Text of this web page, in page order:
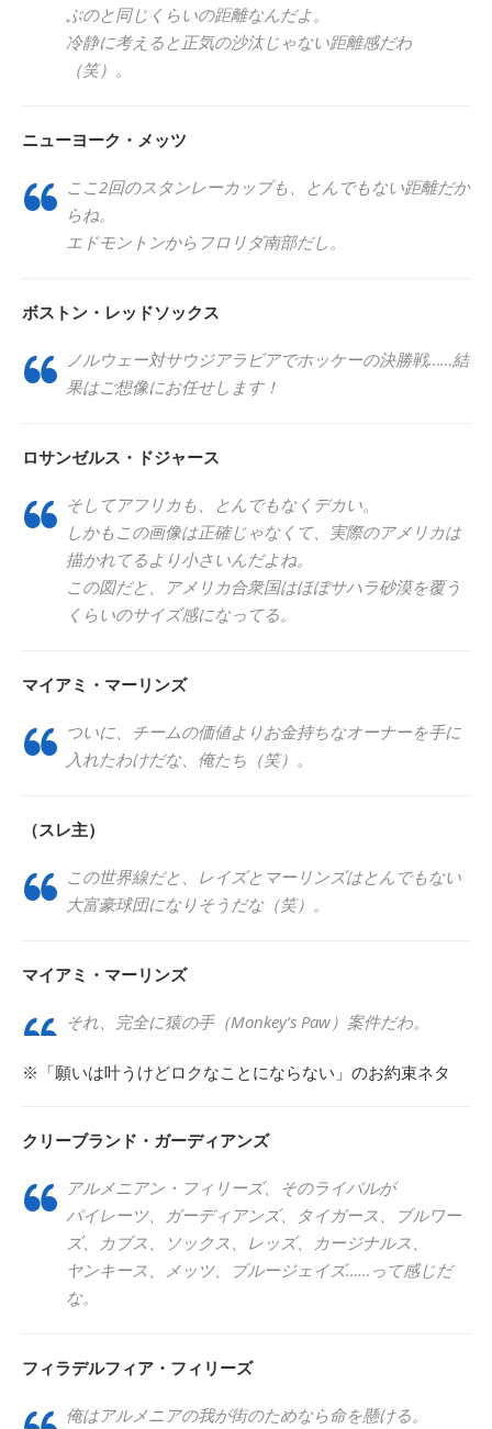
ぶのと同じくらいの距離なんだよ。
冷静に考えると正気の沙汰じゃない距離感だわ
（笑）。
ニューヨーク・メッツ
ここ2回のスタンレーカップも、とんでもない距離だか
らね。
エドモントンからフロリダ南部だし。
ボストン・レッドソックス
ノルウェー対サウジアラビアでホッケーの決勝戦……結
果はご想像にお任せします！
ロサンゼルス・ドジャース
そしてアフリカも、とんでもなくデカい。
しかもこの画像は正確じゃなくて、実際のアメリカは
描かれてるより小さいんだよね。
この図だと、アメリカ合衆国はほぼサハラ砂漠を覆う
くらいのサイズ感になってる。
マイアミ・マーリンズ
ついに、チームの価値よりお金持ちなオーナーを手に
入れたわけだな、俺たち（笑）。
（スレ主）
この世界線だと、レイズとマーリンズはとんでもない
大富豪球団になりそうだな（笑）。
マイアミ・マーリンズ
それ、完全に猿の手（Monkey’s Paw）案件だわ。
※「願いは叶うけどロクなことにならない」のお約束ネタ
クリーブランド・ガーディアンズ
アルメニアン・フィリーズ、そのライバルが
パイレーツ、ガーディアンズ、タイガース、ブルワー
ズ、カブス、ソックス、レッズ、カージナルス、
ヤンキース、メッツ、ブルージェイズ……って感じだ
な。
フィラデルフィア・フィリーズ
俺はアルメニアの我が街のためなら命を懸ける。